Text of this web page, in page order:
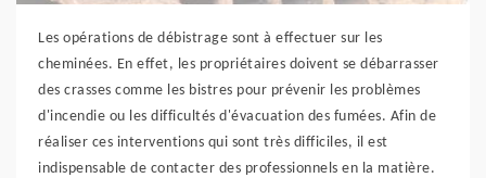
Les opérations de débistrage sont à effectuer sur les
cheminées. En effet, les propriétaires doivent se débarrasser
des crasses comme les bistres pour prévenir les problèmes
d'incendie ou les difficultés d'évacuation des fumées. Afin de
réaliser ces interventions qui sont très difficiles, il est
indispensable de contacter des professionnels en la matière.